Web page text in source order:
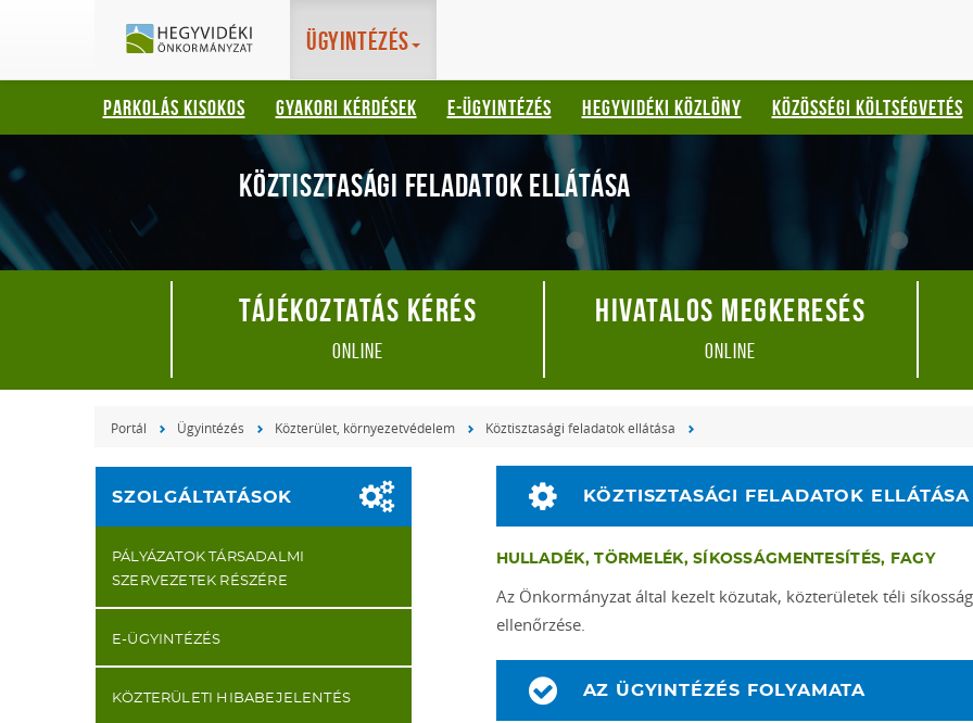
Bejelentkezés:
Hegyvidéki
Önkormányzat
Ügyintézés
PARKOLÁS KISOKOS GYAKORI KÉRDÉSEK E-ÜGYINTÉZÉS HEGYVIDÉKI KÖZLÖNY KÖZÖSSÉGI KÖLTSÉGVETÉS
KÖZTISZTASÁGI FELADATOK ELLÁTÁSA
Tájékoztatás kérés
online
Hivatalos megkeresés
online
Portál Ügyintézés Közterület, környezetvédelem Köztisztasági feladatok ellátása
SZOLGÁLTATÁSOK
PÁLYÁZATOK TÁRSADALMI
SZERVEZETEK RÉSZÉRE
E-ÜGYINTÉZÉS
KÖZTERÜLETI HIBABEJELENTÉS
KÖZTISZTASÁGI FELADATOK ELLÁTÁSA
HULLADÉK, TÖRMELÉK, SÍKOSSÁGMENTESÍTÉS, FAGY
Az Önkormányzat által kezelt közutak, közterületek téli
ellenőrzése.
AZ ÜGYINTÉZÉS FOLYAMATA